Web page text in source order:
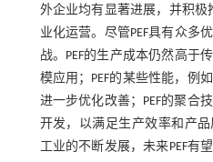
外企业均有显著进展，并积极
业化运营。尽管PEF具有众多
战。PEF的生产成本仍然高于
模应用；PEF的某些性能，例
进一步优化改善；PEF的聚合
开发，以满足生产效率和产
工业的不断发展，未来PEF有